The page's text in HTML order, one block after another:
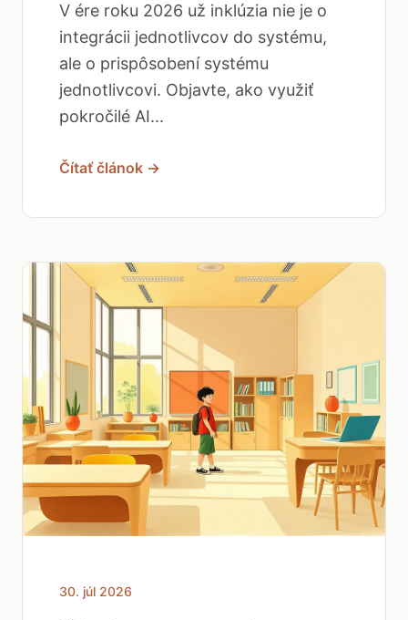
V ére roku 2026 už inklúzia nie je o
integrácii jednotlivcov do systému,
ale o prispôsobení systému
jednotlivcovi. Objavte, ako využiť
pokročilé AI...
Čítať článok →
30. júl 2026